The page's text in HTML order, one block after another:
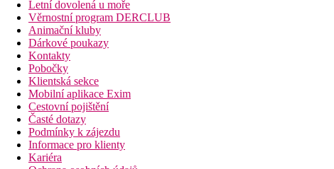
Letní dovolená u moře
Věrnostní program DERCLUB
Animační kluby
Dárkové poukazy
Kontakty
Pobočky
Klientská sekce
Mobilní aplikace Exim
Cestovní pojištění
Časté dotazy
Podmínky k zájezdu
Informace pro klienty
Kariéra